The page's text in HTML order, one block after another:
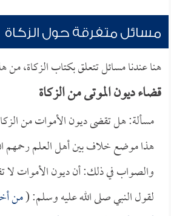
مسائل متفرقة حول الزكاة
هنا عندنا مسائل تتعلق بكتاب الزكاة، من
قضاء ديون الموتى من الزكاة
مسألة: هل تقضى ديون الأموات من
هذا موضع خلاف بين أهل العلم رحمهم
والصواب في ذلك: أن ديون الأموات لا
لقول النبي صلى الله عليه وسلم: (من